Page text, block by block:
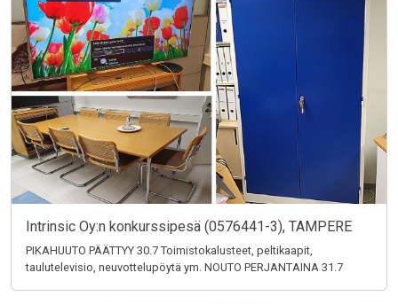
Intrinsic Oy:n konkurssipesä (0576441-3), TAMPERE
PIKAHUUTO PÄÄTTYY 30.7 Toimistokalusteet, peltikaapit,
taulutelevisio, neuvottelupöytä ym. NOUTO PERJANTAINA 31.7